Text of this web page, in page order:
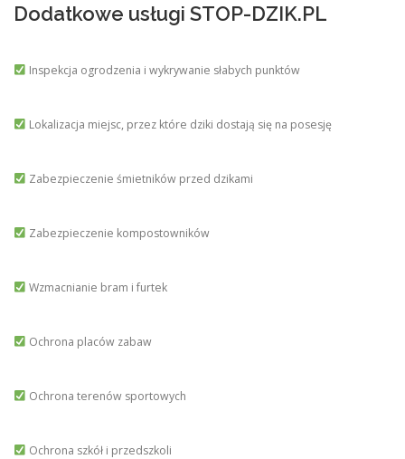
Dodatkowe usługi STOP-DZIK.PL
Inspekcja ogrodzenia i wykrywanie słabych punktów
Lokalizacja miejsc, przez które dziki dostają się na posesję
Zabezpieczenie śmietników przed dzikami
Zabezpieczenie kompostowników
Wzmacnianie bram i furtek
Ochrona placów zabaw
Ochrona terenów sportowych
Ochrona szkół i przedszkoli